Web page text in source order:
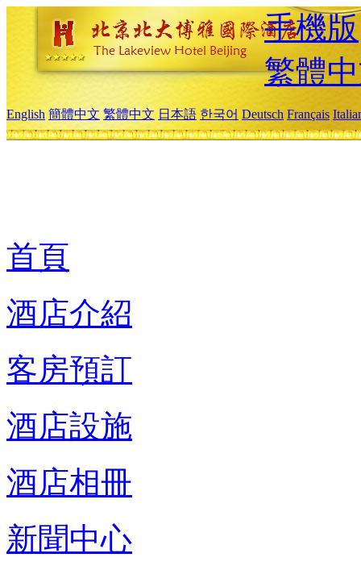
手機版
繁體
English 簡體中文 繁體中文 日本語 한국어 Deutsch Français
首頁
酒店介紹
客房預訂
酒店設施
酒店相冊
新聞中心